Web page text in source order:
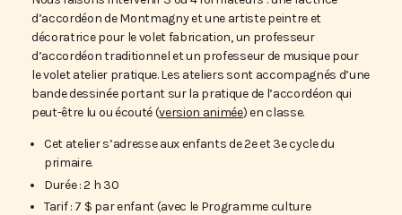
d’accordéon de Montmagny et une artiste peintre et
décoratrice pour le volet fabrication, un professeur
d’accordéon traditionnel et un professeur de musique pour
le volet atelier pratique. Les ateliers sont accompagnés d’une
bande dessinée portant sur la pratique de l’accordéon qui
peut-être lu ou écouté (version animée) en classe.
Cet atelier s’adresse aux enfants de 2e et 3e cycle du
primaire.
Durée : 2 h 30
Tarif : 7 $ par enfant (avec le Programme culture